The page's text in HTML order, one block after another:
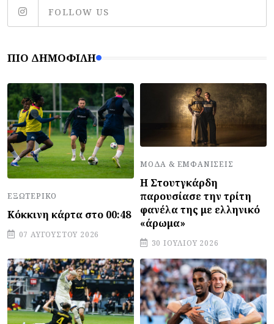
FOLLOW US
ΠΙΟ ΔΗΜΟΦΙΛΉ
ΕΞΩΤΕΡΙΚΌ
Κόκκινη κάρτα στο 00:48
07 ΑΥΓΟΎΣΤΟΥ 2026
ΜΌΔΑ & ΕΜΦΑΝΊΣΕΙΣ
Η Στουτγκάρδη
παρουσίασε την τρίτη
φανέλα της με ελληνικό
«άρωμα»
30 ΙΟΥΛΊΟΥ 2026